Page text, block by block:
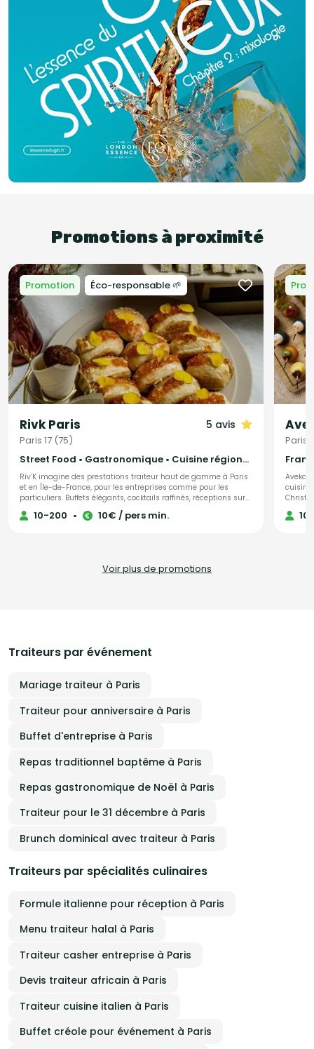
Promotions à proximité
Promotion Éco-responsable 🌱
Rivk Paris 5 avis
Paris 17 (75)
Street Food • Gastronomique • Cuisine régionale
Riv’K imagine des prestations traiteur haut de gamme à Paris
et en Île-de-France, pour les entreprises comme pour les
particuliers. Buffets élégants, cocktails raffinés, réceptions sur
mesure — notre cuisine allie générosité, précision et influences
levantines. Traiteur parisien à votre écoute, nous nous
expérience, nous offrons également une sélection de boissons
10-200 • 10€ / pers min.
Paris
Voir plus de promotions
Traiteurs par événement
Mariage traiteur à Paris
Traiteur pour anniversaire à Paris
Buffet d'entreprise à Paris
Repas traditionnel baptême à Paris
Repas gastronomique de Noël à Paris
Traiteur pour le 31 décembre à Paris
Brunch dominical avec traiteur à Paris
Traiteurs par spécialités culinaires
Formule italienne pour réception à Paris
Menu traiteur halal à Paris
Traiteur casher entreprise à Paris
Devis traiteur africain à Paris
Traiteur cuisine italien à Paris
Buffet créole pour événement à Paris